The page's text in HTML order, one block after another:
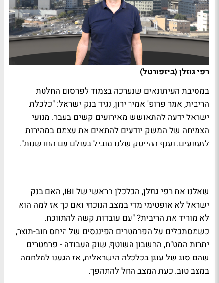
רפי גוזלן (ביזפורטל)
במסיבת העיתונאים שנערכה בצמוד לפרסום החלטת
הריבית, אמר פרופ' אמיר ירון, נגיד בנק ישראל: "כלכלת
ישראל ידעה להתאושש מאירועים קשים בעבר. מנועי
הצמיחה של המשק יודעים להתאים את עצמם במהירות
לזעזועים. וענף ההייטק שלנו מוביל בעולם עם החדשנות".
שאלנו את רפי גוזלן, הכלכלן הראשי של IBI, האם בנק
ישראל לא אופטימי מדי במצב הנוכחי ואם כך אז למה הוא
לא מוריד את הריבית? "עם עובדות קשה להתווכח.
כשמסתכלים על הפרמטרים הפיננסים של היחס חוב-תוצר,
יתרות המט"ח, החשבון השוטף, שוק העבודה - פרמטרים
שהם סוג של עוגן בכלכלה הישראלית, אז הגענו למלחמה
במצב טוב. כעת המצב החל להתהפך.